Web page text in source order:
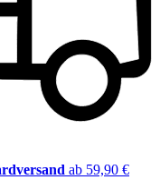
ab 59,90 €